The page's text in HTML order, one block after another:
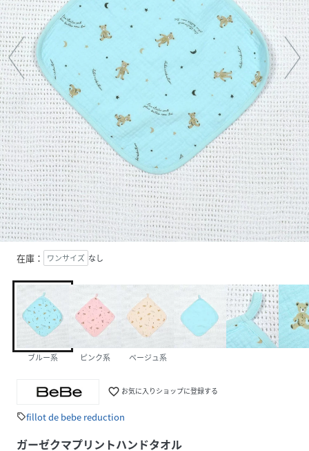
在庫： ワンサイズ なし
ブルー系 ピンク系 ベージュ系
favorite_border お気に入りショップに登録する
sellfillot de bebe reduction
ガーゼクマプリントハンドタオル